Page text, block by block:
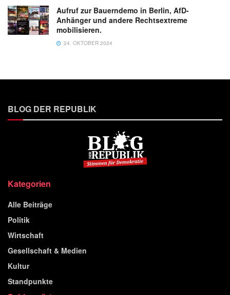
Aufruf zur Bauerndemo in Berlin, AfD-
Anhänger und andere Rechtsextreme
mobilisieren.
24. OKTOBER 2024
BLOG DER REPUBLIK
Kategorien
Alle Beiträge
Politik
Wirtschaft
Gesellschaft & Medien
Kultur
Standpunkte